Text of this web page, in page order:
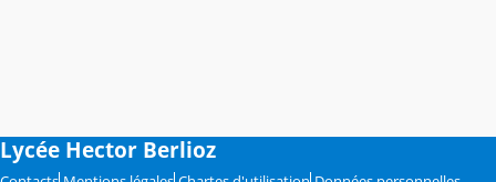
Lycée Hector Berlioz